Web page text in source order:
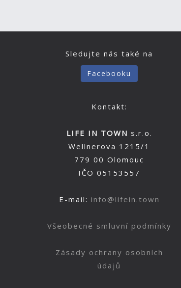
Sledujte nás také na
Facebooku
Kontakt:
LIFE IN TOWN s.r.o.
Wellnerova 1215/1
779 00 Olomouc
IČO 05153557
E-mail: info@lifein.town
Všeobecné smluvní podmínky
Zásady ochrany osobních
údajů